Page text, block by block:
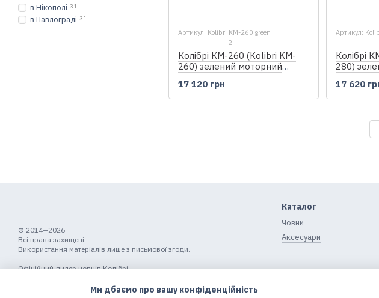
Артикул: Kolibri KM-260 green
2
Колібрі КМ-260 (Kolibri KM-
260) зелений моторний
17 120 грн
Артикул:
Колібрі
280)
17 620
в Нікополі 31
в Павлограді 31
© 2014—2026
Всі права захищені.
Використання матеріалів лише з письмової згоди.
Офіційний дилер човнів Колібрі
Каталог
Човни
Аксесуари
Ми дбаємо про вашу конфіденційність